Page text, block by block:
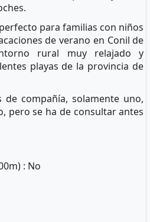
para familias con niños
de verano en Conil de
rural muy relajado y
playas de la provincia de
de compañía, solamente uno,
pero se ha de consultar antes
: No